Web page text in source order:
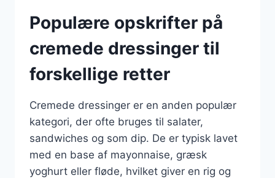
Populære opskrifter på
cremede dressinger til
forskellige retter
Cremede dressinger er en anden populær
kategori, der ofte bruges til salater,
sandwiches og som dip. De er typisk lavet
med en base af mayonnaise, græsk
yoghurt eller fløde, hvilket giver en rig og